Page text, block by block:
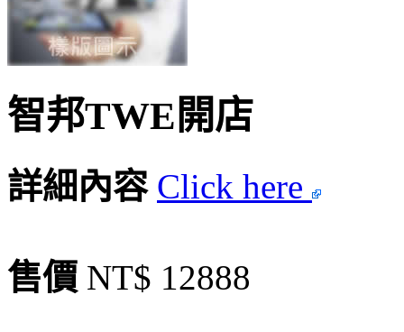
智邦TWE開店
詳細內容 Click here
售價 NT$ 12888